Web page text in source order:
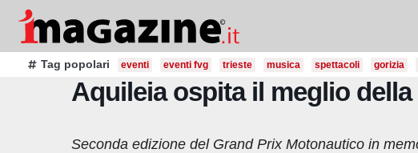
Salta
contenutoTag popolari eventi eventi fvg trieste musica spettacoli gorizia
Aquileia ospita il meglio
Seconda edizione del Grand Prix Motonautico in